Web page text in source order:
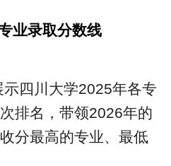
业录取分数线
四川大学2025年各专
排名，带领2026年的
分最高的专业、最低